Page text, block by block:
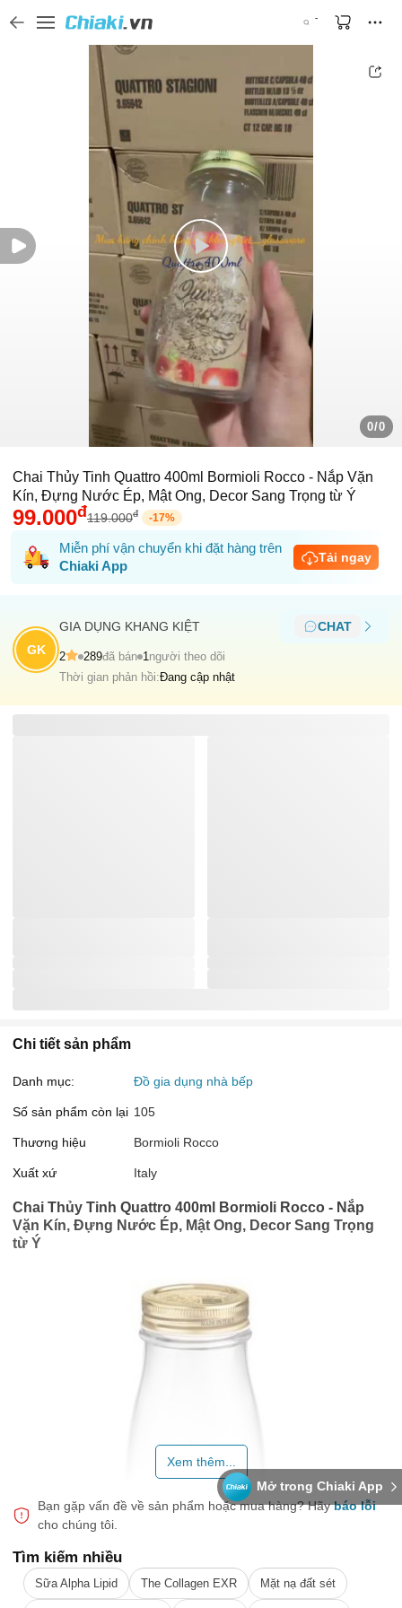
0/0
Mở trong Chiaki App
Chai Thủy Tinh Quattro 400ml Bormioli Rocco - Nắp Vặn
Kín, Đựng Nước Ép, Mật Ong, Decor Sang Trọng từ Ý
99.000đ119.000đ -17%
Miễn phí vận chuyển khi đặt hàng trên
Chiaki App
Tải ngay
GK
GIA DỤNG KHANG KIỆT CHAT
2 289đã bán 1 người theo dõi
Thời gian phản hồi:Đang cập nhật
Chi tiết sản phẩm
Danh mục: Đồ gia dụng nhà bếp
Số sản phẩm còn lại 105
Thương hiệu Bormioli Rocco
Xuất xứ Italy
Chai Thủy Tinh Quattro 400ml Bormioli Rocco - Nắp
Vặn Kín, Đựng Nước Ép, Mật Ong, Decor Sang Trọng
từ Ý
Xem thêm...
Bạn gặp vấn đề về sản phẩm hoặc mua hàng? Hãybáo lỗi
cho chúng tôi.
Tìm kiếm nhiều
Sữa Alpha Lipid The Collagen EXR Mặt nạ đất sét